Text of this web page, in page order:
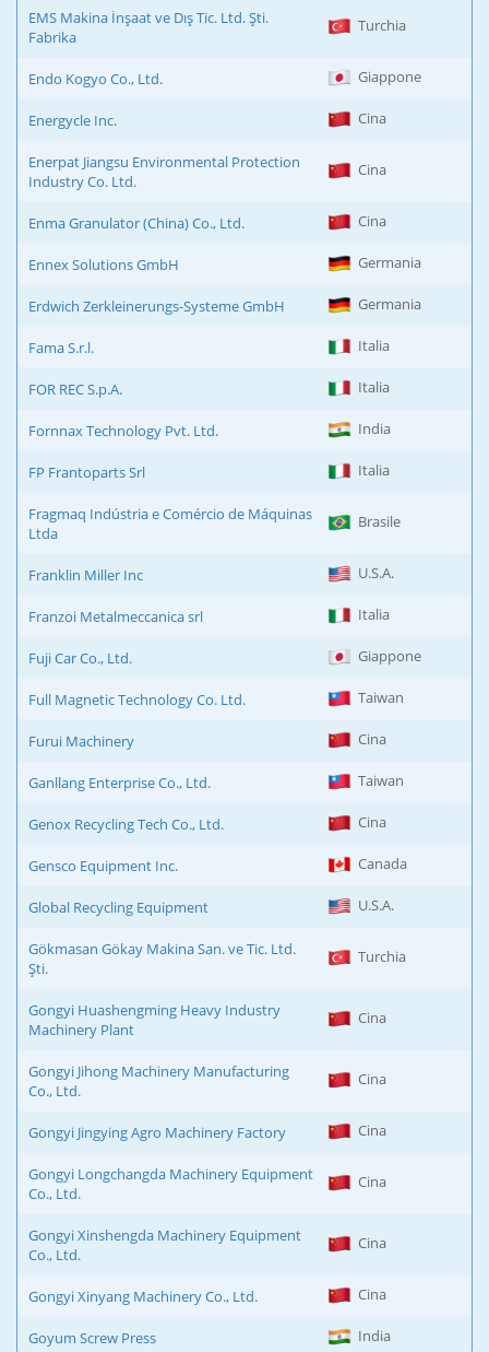
EMS Makina İnşaat ve Dış Tic. Ltd. Şti.
Fabrika
Turchia
Endo Kogyo Co., Ltd. Giappone
Energycle Inc. Cina
Enerpat Jiangsu Environmental Protection
Industry Co. Ltd.
Cina
Enma Granulator (China) Co., Ltd. Cina
Ennex Solutions GmbH Germania
Erdwich Zerkleinerungs-Systeme GmbH Germania
Fama S.r.l. Italia
FOR REC S.p.A. Italia
Fornnax Technology Pvt. Ltd. India
FP Frantoparts Srl Italia
Fragmaq Indústria e Comércio de Máquinas
Ltda
Brasile
Franklin Miller Inc U.S.A.
Franzoi Metalmeccanica srl Italia
Fuji Car Co., Ltd. Giappone
Full Magnetic Technology Co. Ltd. Taiwan
Furui Machinery Cina
Ganllang Enterprise Co., Ltd. Taiwan
Genox Recycling Tech Co., Ltd. Cina
Gensco Equipment Inc. Canada
Global Recycling Equipment U.S.A.
Gökmasan Gökay Makina San. ve Tic. Ltd.
Şti.
Turchia
Gongyi Huashengming Heavy Industry
Machinery Plant
Cina
Gongyi Jihong Machinery Manufacturing
Co., Ltd.
Cina
Gongyi Jingying Agro Machinery Factory Cina
Gongyi Longchangda Machinery Equipment
Co., Ltd.
Cina
Gongyi Xinshengda Machinery Equipment
Co., Ltd.
Cina
Gongyi Xinyang Machinery Co., Ltd. Cina
Goyum Screw Press India